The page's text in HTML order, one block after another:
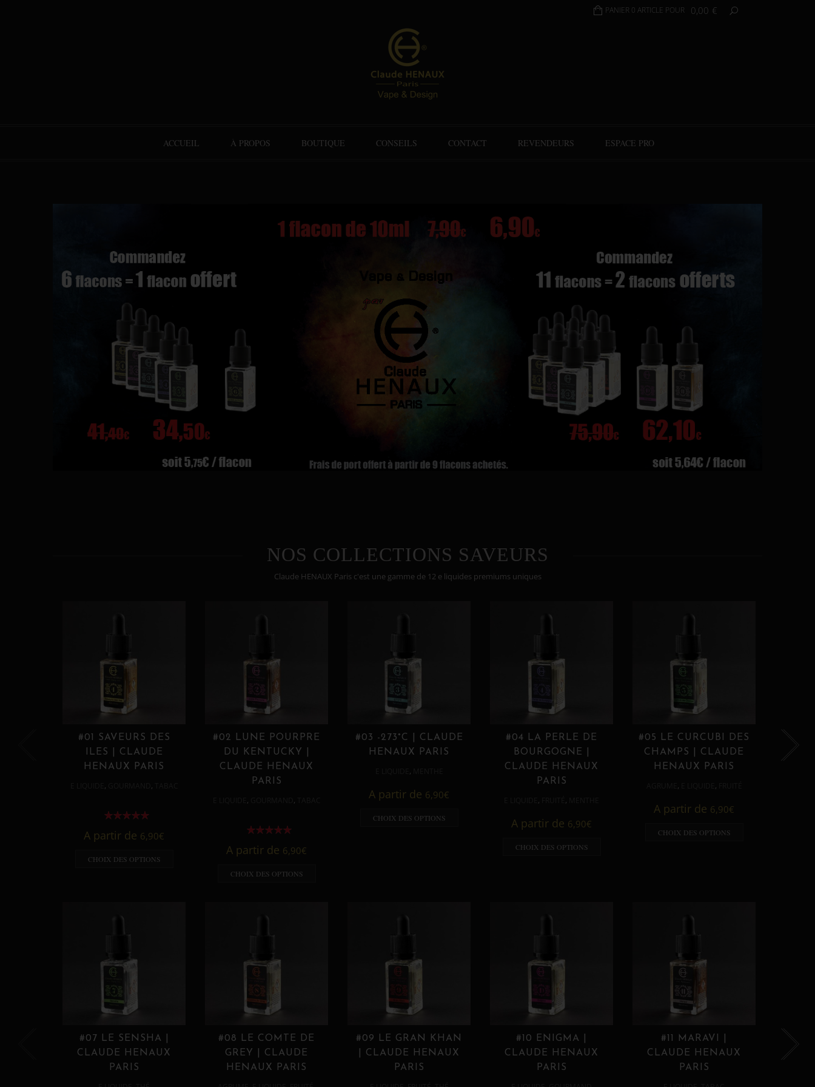
PANIER 0 ARTICLE POUR 0,00 €
ACCUEIL À PROPOS BOUTIQUE CONSEILS CONTACT REVENDEURS ESPACE PRO
NOS COLLECTIONS SAVEURS
Claude HENAUX Paris c'est une gamme de 12 e liquides premiums uniques
#01 SAVEURS DES
ILES | CLAUDE
HENAUX PARIS
, ,
A partir de 6,90€
CHOIX DES OPTIONS
#02 LUNE POURPRE
DU KENTUCKY |
CLAUDE HENAUX
PARIS
, ,
A partir de 6,90€
CHOIX DES OPTIONS
#03 -273°C | CLAUDE
HENAUX PARIS
,
A partir de 6,90€
CHOIX DES OPTIONS
#04 LA PERLE DE
BOURGOGNE |
CLAUDE HENAUX
PARIS
, ,
A partir de 6,90€
CHOIX DES OPTIONS
#05 LE CURCUBI DES
CHAMPS | CLAUDE
HENAUX PARIS
, ,
A partir de 6,90€
CHOIX DES OPTIONS
#07 LE SENSHA |
CLAUDE HENAUX
PARIS
#08 LE COMTE DE
GREY | CLAUDE
HENAUX PARIS
#09 LE GRAN KHAN
| CLAUDE HENAUX
PARIS
#10 ENIGMA |
CLAUDE HENAUX
PARIS
#11 MARAVI |
CLAUDE HENAUX
PARIS